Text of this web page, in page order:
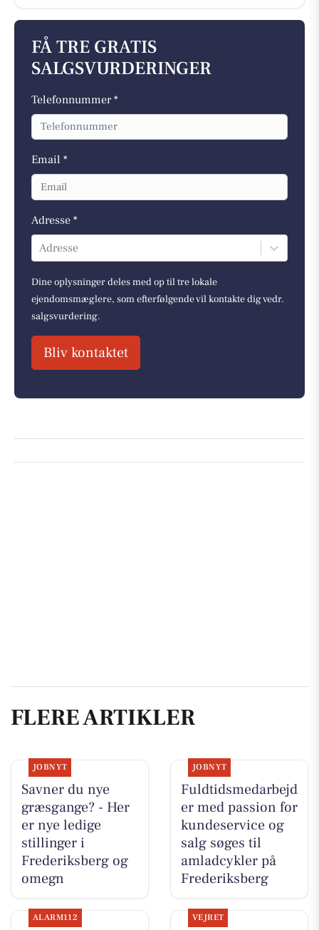
FÅ TRE GRATIS
SALGSVURDERINGER
Telefonnummer *
Email *
Adresse *
Adresse
Dine oplysninger deles med op til tre lokale
ejendomsmæglere, som efterfølgende vil kontakte dig vedr.
salgsvurdering.
Bliv kontaktet
FLERE ARTIKLER
JOBNYT
Savner du nye
græsgange? - Her
er nye ledige
stillinger i
Frederiksberg og
omegn
JOBNYT
Fuldtidsmedarbejd
er med passion for
kundeservice og
salg søges til
amladcykler på
Frederiksberg
ALARM112 VEJRET